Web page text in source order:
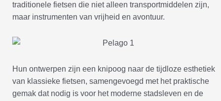
traditionele fietsen die niet alleen transportmiddelen zijn,
maar instrumenten van vrijheid en avontuur.
Hun ontwerpen zijn een knipoog naar de tijdloze esthetiek
van klassieke fietsen, samengevoegd met het praktische
gemak dat nodig is voor het moderne stadsleven en de